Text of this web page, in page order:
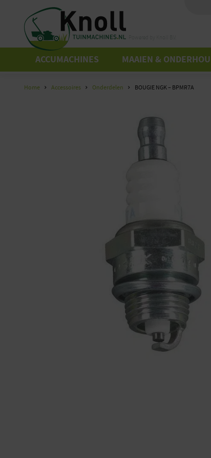
ACCUMACHINES MAAIEN &
Home Accessoires Onderdelen BOUGIE NGK – BPMR7A